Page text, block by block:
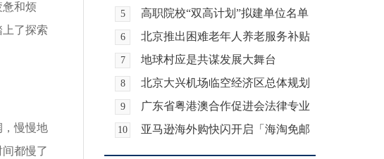
惫和烦
了探索
，慢慢地
都慢了
兴号”有了“中
5
高职院校“双高计划”拟建单位名单
公布
6
北京推出困难老年人养老服务补贴
75万余老人将受
7 地球村应是共谋发展大舞台
8
北京大兴机场临空经济区总体规划
获正式批复
9
广东省粤港澳合作促进会法律专业
委员会在广州成立
10
亚马逊海外购快闪开启「海淘免邮
节」，上线全新顺